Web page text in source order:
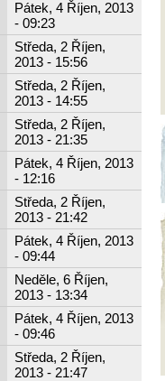
Pátek, 4 Říjen, 2013
- 09:23
Středa, 2 Říjen,
2013 - 15:56
Středa, 2 Říjen,
2013 - 14:55
Středa, 2 Říjen,
2013 - 21:35
Pátek, 4 Říjen, 2013
- 12:16
Středa, 2 Říjen,
2013 - 21:42
Pátek, 4 Říjen, 2013
- 09:44
Neděle, 6 Říjen,
2013 - 13:34
Pátek, 4 Říjen, 2013
- 09:46
Středa, 2 Říjen,
2013 - 21:47